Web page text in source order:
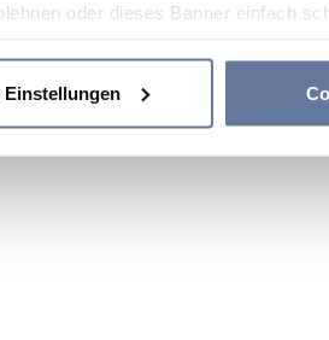
oder dieses Banner einfach
Einstellungen